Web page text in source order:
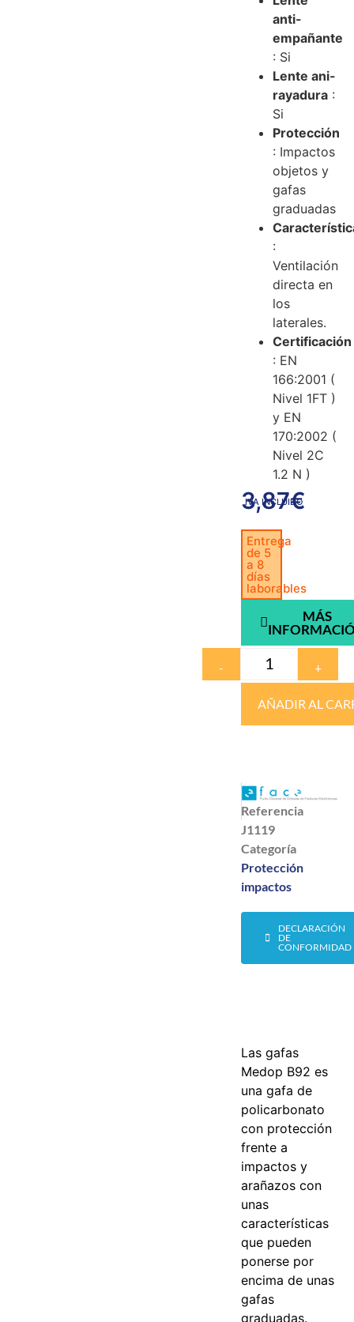
anti-
empañante
: Si
Lente ani-
rayadura :
Si
Protección
: Impactos
objetos y
gafas
graduadas
:
Ventilación
directa en
los
laterales.
Certificación
: EN
166:2001 (
Nivel 1FT )
y EN
170:2002 (
Nivel 2C
1.2 N )
3,87€
IVA INCLUIDO
Entrega
de 5
a 8
días
laborables
MÁS
- +
AÑADIR AL
Referencia
J1119
Categoría
Protección
impactos
DECLARACIÓN
DE
CONFORMIDAD
Las gafas
Medop B92 es
una gafa de
policarbonato
con protección
frente a
impactos y
arañazos con
unas
características
que pueden
ponerse por
encima de unas
gafas
graduadas.